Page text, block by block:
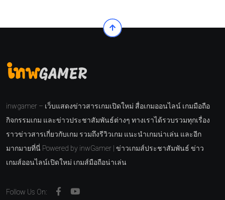
inwgamer – เว็บแสดงข่าวสารเกมเปิดใหม่ สื่อเกมออนไลน์ เกมมือถือ
กิจกรรมเกม และข่าวประชาสัมพันธ์ต่างๆ ทางเราได้รวบรวมทุกเรื่อง
ราวข่าวสารเกี่ยวกับเกม รวมถึงรีวิวเกม แนะนำเกมน่าเล่น และอีก
มากมายที่นี่ Powered by inwGamer | ข่าวเกมส์ประชาสัมพันธ์ ข่าว
เกมส์ออนไลน์เปิดใหม่ เกมส์มือถือน่าเล่น
Follow Us On: